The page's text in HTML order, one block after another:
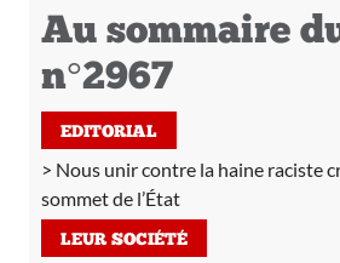
Au sommaire
n°2967
EDITORIAL
Nous unir contre la haine raciste
sommet de l’État
LEUR SOCIÉTÉ